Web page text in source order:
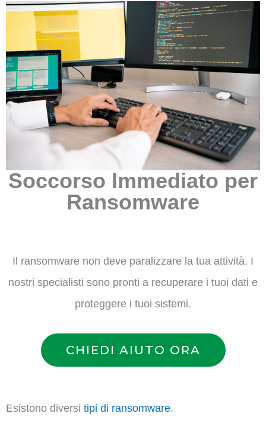
Soccorso Immediato per
Ransomware
Il ransomware non deve paralizzare la tua attività. I
nostri specialisti sono pronti a recuperare i tuoi dati e
proteggere i tuoi sistemi.
CHIEDI AIUTO ORA
Esistono diversi tipi di ransomware.